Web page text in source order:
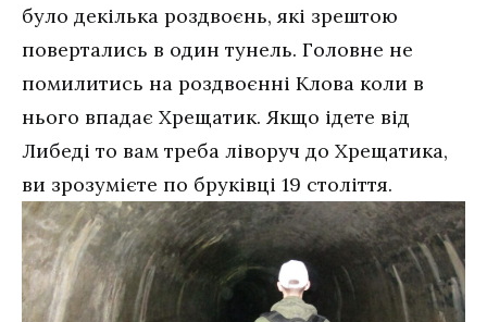
було декілька роздвоєнь, які зрештою
повертались в один тунель. Головне не
помилитись на роздвоєнні Клова коли в
нього впадає Хрещатик. Якщо ідете від
Либеді то вам треба ліворуч до Хрещатика,
ви зрозумієте по бруківці 19 століття.